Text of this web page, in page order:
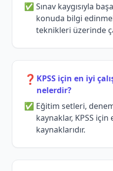
Sınav kaygısıyla
konuda bilgi
teknikleri üzerinde
❓ KPSS için en iyi
nelerdir?
Eğitim setleri,
kaynaklar, KPSS için
kaynaklarıdır.